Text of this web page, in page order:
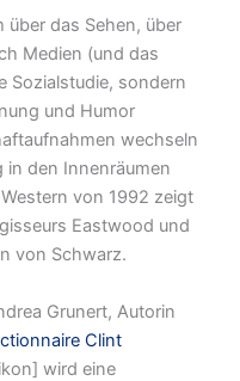
über das Sehen, über
Medien (und das
Sozialstudie, sondern
und Humor
wechseln
in den Innenräumen
von 1992 zeigt
Eastwood und
von Schwarz.
Grunert, Autorin
Clint
wird eine